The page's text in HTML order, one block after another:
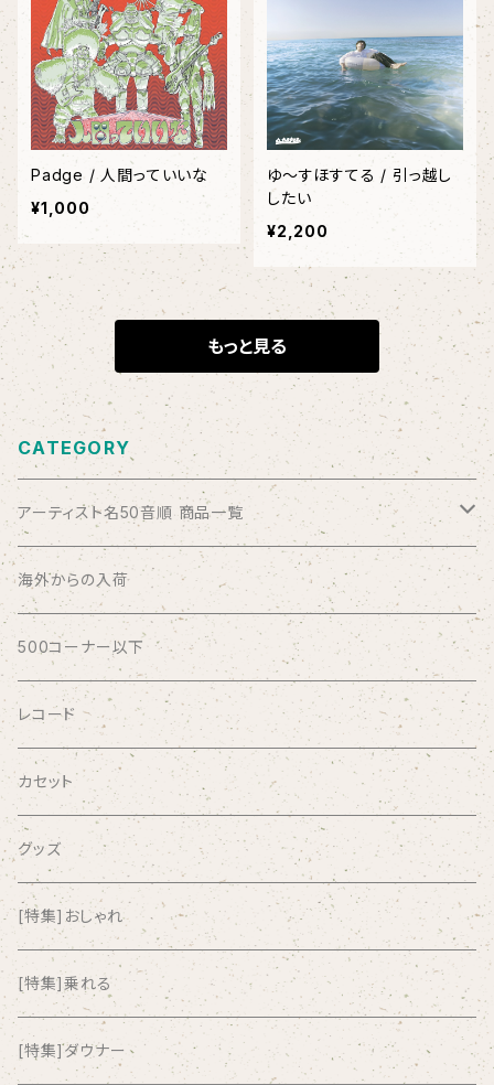
Padge / 人間っていいな
¥1,000
ゆ〜すほすてる / 引っ越し
したい
¥2,200
もっと見る
CATEGORY
アーティスト名50音順 商品一覧
ABSOLUTE LOSERS
AFRICA
AGU
AIRCRAFT
airlie
AKUTAGAWA FANCLUB
ALKASILKA
all about paradise
海外からの入荷
500コーナー以下
レコード
カセット
グッズ
[特集]おしゃれ
[特集]乗れる
[特集]ダウナー